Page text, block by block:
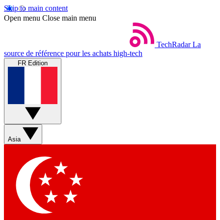
Skip to main content
Open menu Close main menu
TechRadar La
source de référence pour les achats high-tech
FR Edition
Asia